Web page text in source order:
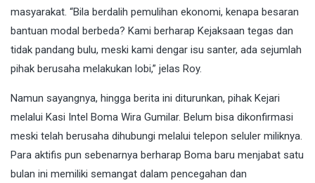
masyarakat. “Bila berdalih pemulihan ekonomi, kenapa besaran
bantuan modal berbeda? Kami berharap Kejaksaan tegas dan
tidak pandang bulu, meski kami dengar isu santer, ada sejumlah
pihak berusaha melakukan lobi,” jelas Roy.
Namun sayangnya, hingga berita ini diturunkan, pihak Kejari
melalui Kasi Intel Boma Wira Gumilar. Belum bisa dikonfirmasi
meski telah berusaha dihubungi melalui telepon seluler miliknya.
Para aktifis pun sebenarnya berharap Boma baru menjabat satu
bulan ini memiliki semangat dalam pencegahan dan